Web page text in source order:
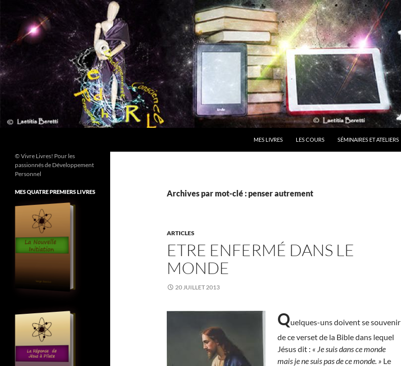
contenu
MES LIVRES LES COURS SÉMINAIRES ET ATELIERS
Archives par mot-clé : penser autrement
ARTICLES
ETRE ENFERMÉ DANS LE
MONDE
20 JUILLET 2013
Quelques-uns doivent se souvenir
de ce verset de la Bible dans lequel
Jésus dit : « Je suis dans ce monde
mais je ne suis pas de ce monde. » Le
© Vivre Livres! Pour les
passionnés de Développement
Personnel
MES QUATRE PREMIERS LIVRES